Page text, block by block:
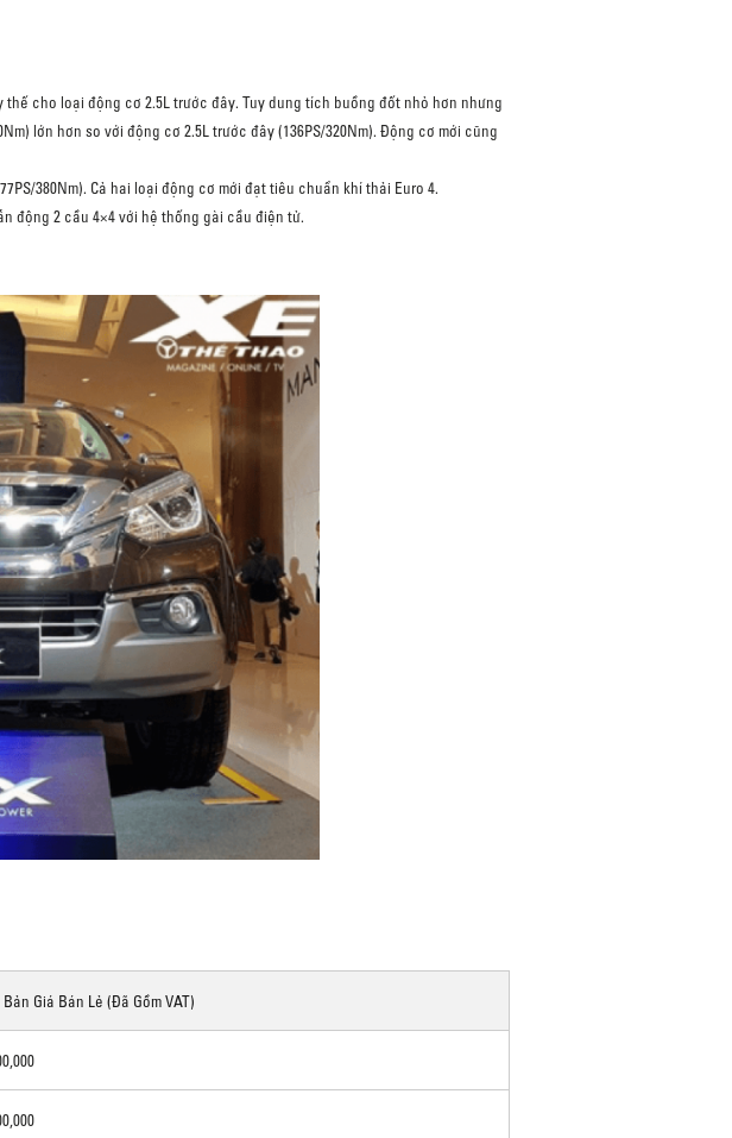
thế cho loại động cơ 2.5L trước đây. Tuy dung tích buồng đốt nhỏ hơn nhưng
lớn hơn so với động cơ 2.5L trước đây (136PS/320Nm). Động cơ mới cũng
380Nm). Cả hai loại động cơ mới đạt tiêu chuẩn khí thải Euro 4.
động 2 cầu 4×4 với hệ thống gài cầu điện tử.
Giá Bán Lẻ (đã Gồm VAT)